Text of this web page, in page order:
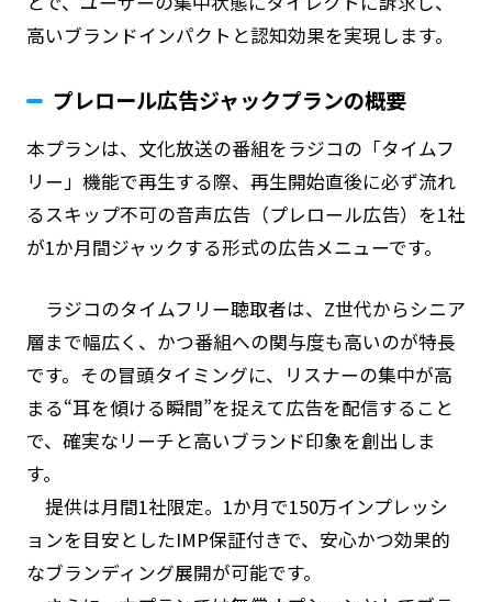
高いブランドインパクトと認知効果を実現します。
プレロール広告ジャックプランの概要
本プランは、文化放送の番組をラジコの「タイムフ
リー」機能で再生する際、再生開始直後に必ず流れ
るスキップ不可の音声広告（プレロール広告）を1社
が1か月間ジャックする形式の広告メニューです。
ラジコのタイムフリー聴取者は、Z世代からシニア
層まで幅広く、かつ番組への関与度も高いのが特長
です。その冒頭タイミングに、リスナーの集中が高
まる“耳を傾ける瞬間”を捉えて広告を配信すること
で、確実なリーチと高いブランド印象を創出しま
す。
提供は月間1社限定。1か月で150万インプレッシ
ョンを目安としたIMP保証付きで、安心かつ効果的
なブランディング展開が可能です。